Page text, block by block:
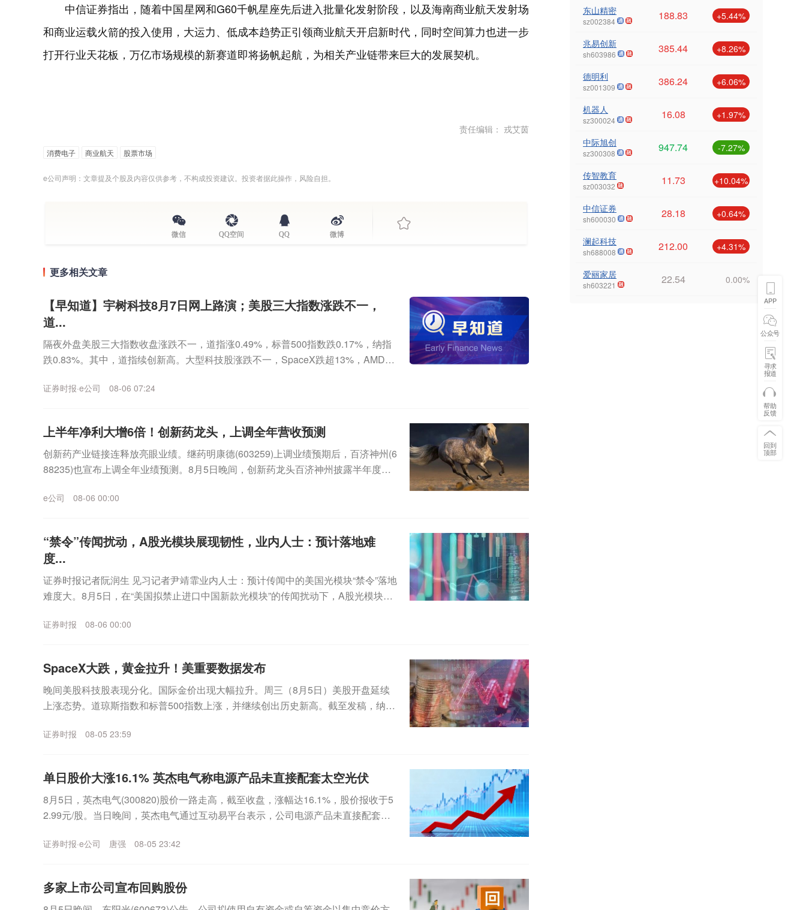
中信证券指出，随着中国星网和G60千帆星座先后进入批量化发射阶段，以及海南商业航天发射场
和商业运载火箭的投入使用，大运力、低成本趋势正引领商业航天开启新时代，同时空间算力也进一步
打开行业天花板，万亿市场规模的新赛道即将扬帆起航，为相关产业链带来巨大的发展契机。
责任编辑： 戎艾茵
消费电子 商业航天 股票市场
e公司声明：文章提及个股及内容仅供参考，不构成投资建议。投资者据此操作，风险自担。
微信 QQ空间 QQ 微博
更多相关文章
【早知道】宇树科技8月7日网上路演；美股三大指数涨跌不一，
道...
隔夜外盘美股三大指数收盘涨跌不一，道指涨0.49%，标普500指数跌0.17%，纳指
跌0.83%。其中，道指续创新高。大型科技股涨跌不一，SpaceX跌超13%，AMD跌
证券时报·e公司 08-06 07:24
上半年净利大增6倍！创新药龙头，上调全年营收预测
创新药产业链接连释放亮眼业绩。继药明康德(603259)上调业绩预期后，百济神州(6
88235)也宣布上调全年业绩预测。8月5日晚间，创新药龙头百济神州披露半年度主
e公司 08-06 00:00
“禁令”传闻扰动，A股光模块展现韧性，业内人士：预计落地难
度...
证券时报记者阮润生 见习记者尹靖霏业内人士：预计传闻中的美国光模块“禁令”落地
难度大。8月5日，在“美国拟禁止进口中国新款光模块”的传闻扰动下，A股光模块仍
证券时报 08-06 00:00
SpaceX大跌，黄金拉升！美重要数据发布
晚间美股科技股表现分化。国际金价出现大幅拉升。周三（8月5日）美股开盘延续
上涨态势。道琼斯指数和标普500指数上涨，并继续创出历史新高。截至发稿，纳斯
证券时报 08-05 23:59
单日股价大涨16.1% 英杰电气称电源产品未直接配套太空光伏
8月5日，英杰电气(300820)股价一路走高，截至收盘，涨幅达16.1%，股价报收于5
2.99元/股。当日晚间，英杰电气通过互动易平台表示，公司电源产品未直接配套太
证券时报·e公司 唐强 08-05 23:42
多家上市公司宣布回购股份
东山精密
sz002384 188.83 +5.44%
兆易创新
sh603986 385.44 +8.26%
德明利
sz001309 386.24 +6.06%
机器人
sz300024 16.08 +1.97%
中际旭创
sz300308 947.74 -7.27%
传智教育
sz003032 11.73 +10.04%
中信证券
sh600030 28.18 +0.64%
澜起科技
sh688008 212.00 +4.31%
爱丽家居
sh603221 22.54 0.00%
APP
公众号
寻求
报道
帮助
反馈
回到
顶部